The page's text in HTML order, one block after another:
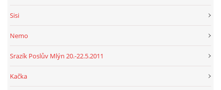
Sisi
Nemo
Srazík Poslův Mlýn 20.-22.5.2011
Kačka